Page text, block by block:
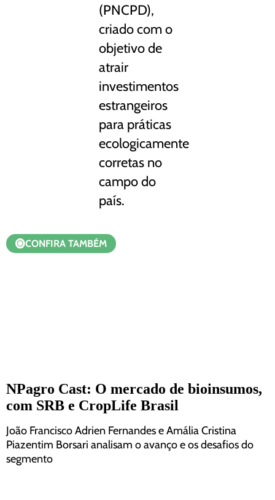
(PNCPD),
criado com o
objetivo de
atrair
investimentos
estrangeiros
para práticas
ecologicamente
corretas no
campo do
país.
CONFIRA TAMBÉM
NPagro Cast: O mercado de bioinsumos,
com SRB e CropLife Brasil
João Francisco Adrien Fernandes e Amália Cristina
Piazentim Borsari analisam o avanço e os desafios do
segmento